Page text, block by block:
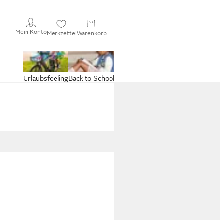
Mein KontoMerkzettelWarenkorb
Back to School
Urlaubsfeeling